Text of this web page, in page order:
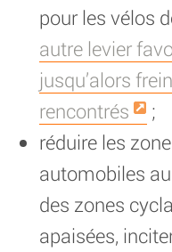
pour les vélos
autre levier
jusqu’alors
rencontrés
;
réduire les
automobiles
des zones
apaisées,